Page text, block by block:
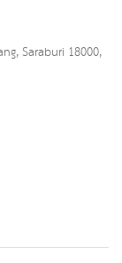
Saraburi 18000,